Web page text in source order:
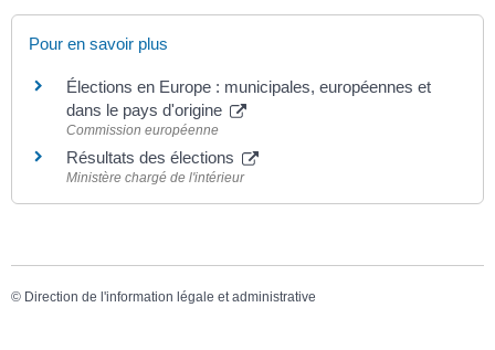
Pour en savoir plus
Élections en Europe : municipales, européennes et
dans le pays d'origine
Commission européenne
Résultats des élections
Ministère chargé de l'intérieur
© Direction de l'information légale et administrative